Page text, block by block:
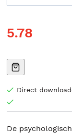
5.78
Direct
De